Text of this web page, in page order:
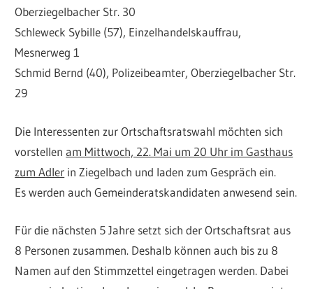
Oberziegelbacher Str. 30
Schleweck Sybille (57), Einzelhandelskauffrau,
Mesnerweg 1
Schmid Bernd (40), Polizeibeamter, Oberziegelbacher Str.
29
Die Interessenten zur Ortschaftsratswahl möchten sich
vorstellenam Mittwoch, 22. Mai um 20 Uhr im Gasthaus
zum Adler in Ziegelbach und laden zum Gespräch ein.
Es werden auch Gemeinderatskandidaten anwesend sein.
Für die nächsten 5 Jahre setzt sich der Ortschaftsrat aus
8 Personen zusammen. Deshalb können auch bis zu 8
Namen auf den Stimmzettel eingetragen werden. Dabei